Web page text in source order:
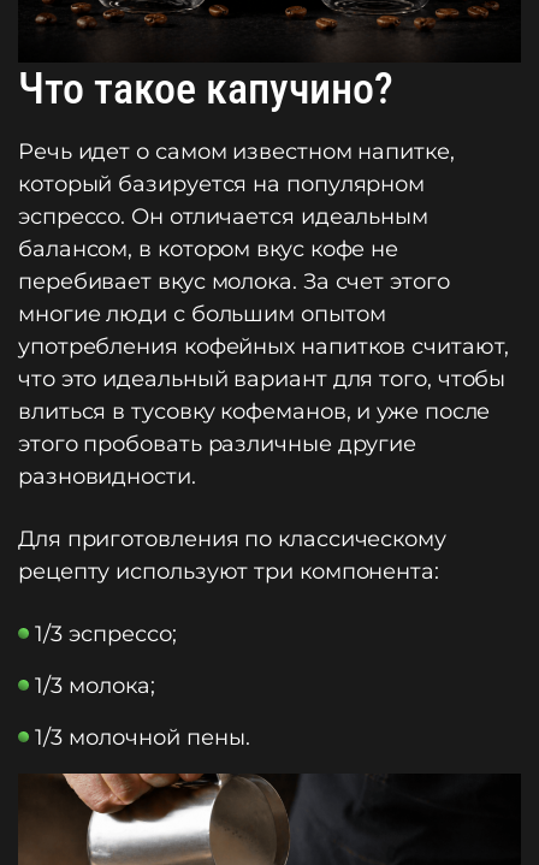
Что такое капучино?
Речь идет о самом известном напитке,
который базируется на популярном
эспрессо. Он отличается идеальным
балансом, в котором вкус кофе не
перебивает вкус молока. За счет этого
многие люди с большим опытом
употребления кофейных напитков считают,
что это идеальный вариант для того, чтобы
влиться в тусовку кофеманов, и уже после
этого пробовать различные другие
разновидности.
Для приготовления по классическому
рецепту используют три компонента:
1/3 эспрессо;
1/3 молока;
1/3 молочной пены.